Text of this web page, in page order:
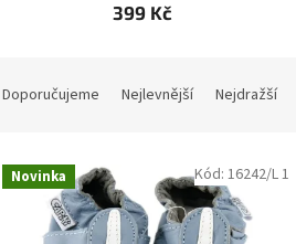
399 Kč
n
Doporučujeme Nejlevnější Nejdražší
V Novinka Kód: 16242/L 1